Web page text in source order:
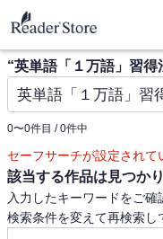
“英単語「１万語」習得
0〜0件目 / 0件中
セーフサーチが設定されて
該当する作品は見つか
入力したキーワードをご確
検索条件を変えて再検索し